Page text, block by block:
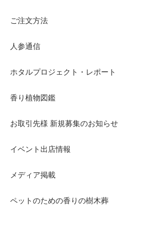
ご注文方法
人参通信
ホタルプロジェクト・レポート
香り植物図鑑
お取引先様 新規募集のお知らせ
イベント出店情報
メディア掲載
ペットのための香りの樹木葬